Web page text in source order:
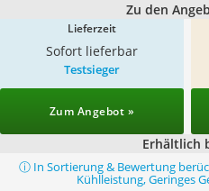
Zu den
Lieferzeit
Sofort lieferbar
Testsieger
Zum Angebot »
Erhältlich
ⓘ In Sortierung & Bewertung
Kühlleistung, Geringes